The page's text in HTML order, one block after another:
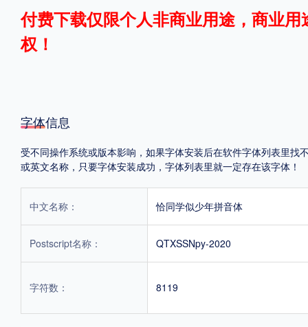
格式
.TTF
中国大陆
POP字体下载 字库打包下载 海报素材下载
字体新闻 字体文章 字体程序 字体人物
付费下载仅限个人非商业用途，商业
权！
字体信息
受不同操作系统或版本影响，如果字体安装后在软件字体列表里
或英文名称，只要字体安装成功，字体列表里就一定存在该字体！
中文名称： 恰同学似少年拼音体
Postscript名称： QTXSSNpy-2020
字符数： 8119